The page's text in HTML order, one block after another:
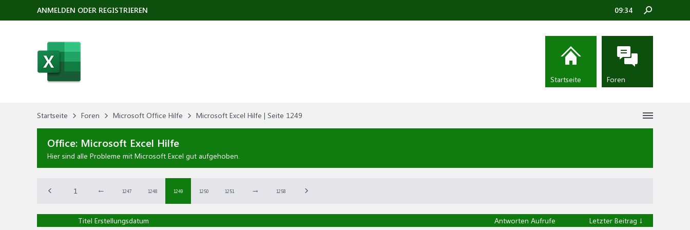
Startseite Foren Microsoft Office Hilfe Microsoft Excel Hilfe | Seite 1249
Office: Microsoft Excel Hilfe
Hier sind alle Probleme mit Microsoft Excel gut aufgehoben.
1 ← 1247 1248 1249 1250 1251 → 1258
Titel Erstellungsdatum Antworten Aufrufe Letzter Beitrag ↓
ANMELDEN ODER REGISTRIEREN 09:34
Startseite Foren